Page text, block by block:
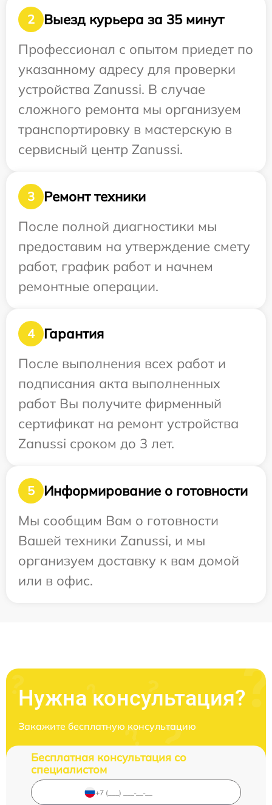
2
Выезд курьера за 35 минут
Профессионал с опытом приедет по
указанному адресу для проверки
устройства Zanussi. В случае
сложного ремонта мы организуем
транспортировку в мастерскую в
сервисный центр Zanussi.
3
Ремонт техники
После полной диагностики мы
предоставим на утверждение смету
работ, график работ и начнем
ремонтные операции.
4
Гарантия
После выполнения всех работ и
подписания акта выполненных
работ Вы получите фирменный
сертификат на ремонт устройства
Zanussi сроком до 3 лет.
5
Информирование о готовности
Мы сообщим Вам о готовности
Вашей техники Zanussi, и мы
организуем доставку к вам домой
или в офис.
Нужна консультация?
Закажите бесплатную консультацию
Бесплатная консультация со
специалистом